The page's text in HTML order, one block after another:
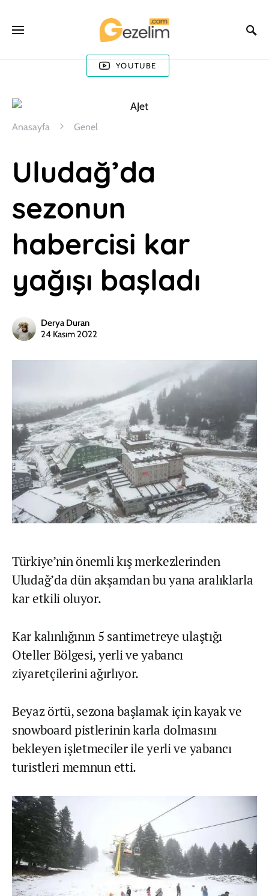
YOUTUBE
Anasayfa Genel
Uludağ’da
sezonun
habercisi kar
yağışı başladı
Derya Duran
24 Kasım 2022
Türkiye’nin önemli kış merkezlerinden
Uludağ’da dün akşamdan bu yana aralıklarla
kar etkili oluyor.
Kar kalınlığının 5 santimetreye ulaştığı
Oteller Bölgesi, yerli ve yabancı
ziyaretçilerini ağırlıyor.
Beyaz örtü, sezona başlamak için kayak ve
snowboard pistlerinin karla dolmasını
bekleyen işletmeciler ile yerli ve yabancı
turistleri memnun etti.